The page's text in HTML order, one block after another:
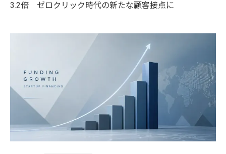
3.2倍 ゼロクリック時代の新たな顧客接点に